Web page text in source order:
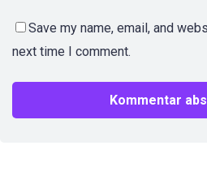
Save my name, email, and
next time I comment.